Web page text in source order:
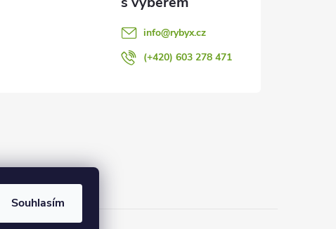
Souhlasím
info@rybyx.cz
(+420) 603 278 471